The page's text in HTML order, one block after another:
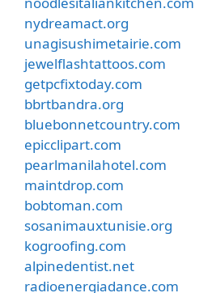
nydreamact.org
unagisushimetairie.com
jewelflashtattoos.com
getpcfixtoday.com
bbrtbandra.org
bluebonnetcountry.com
epicclipart.com
pearlmanilahotel.com
maintdrop.com
bobtoman.com
sosanimauxtunisie.org
kogroofing.com
alpinedentist.net
radioenergiadance.com